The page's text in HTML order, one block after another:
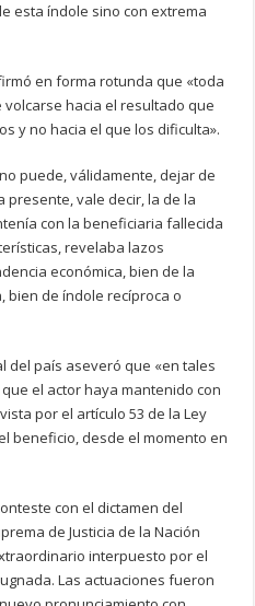
esta índole sino con extrema
en forma rotunda que «toda
hacia el resultado que
y no hacia el que los dificulta».
puede, válidamente, dejar de
presente, vale decir, la de la
con la beneficiaria fallecida
revelaba lazos
económica, bien de la
bien de índole recíproca o
del país aseveró que «en tales
el actor haya mantenido con
por el artículo 53 de la Ley
beneficio, desde el momento en
con el dictamen del
de Justicia de la Nación
interpuesto por el
Las actuaciones fueron